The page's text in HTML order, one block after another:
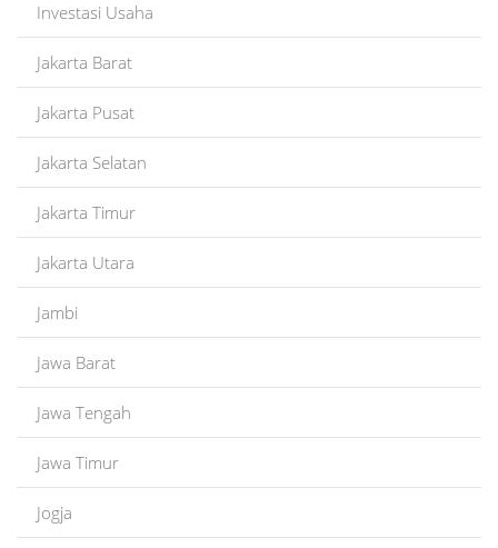
Investasi Usaha
Jakarta Barat
Jakarta Pusat
Jakarta Selatan
Jakarta Timur
Jakarta Utara
Jambi
Jawa Barat
Jawa Tengah
Jawa Timur
Jogja